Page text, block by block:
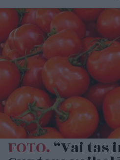
FOTO.“Vai tas